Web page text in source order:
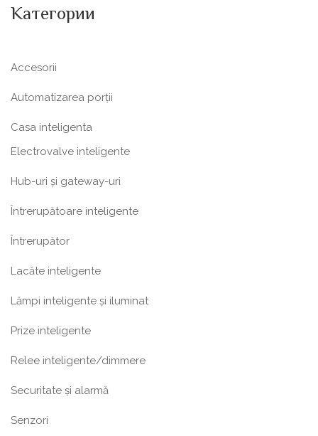
Категории
Accesorii
Automatizarea porții
Casa inteligenta
Electrovalve inteligente
Hub-uri și gateway-uri
Întrerupătoare inteligente
Întrerupător
Lacăte inteligente
Lămpi inteligente și iluminat
Prize inteligente
Relee inteligente/dimmere
Securitate și alarmă
Senzori